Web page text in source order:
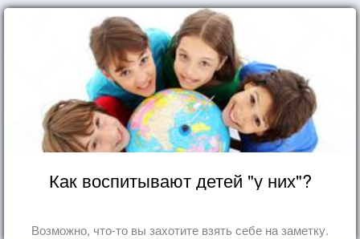
Как воспитывают детей "у них"?
Возможно, что-то вы захотите взять себе на заметку.